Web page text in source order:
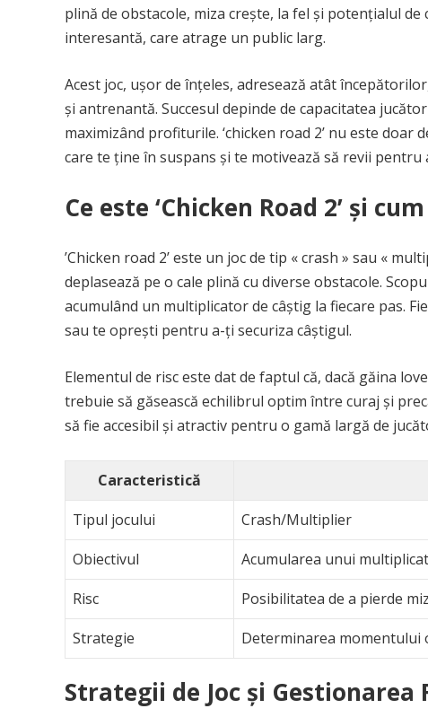
plină de obstacole, miza crește, la fel și potențialul
interesantă, care atrage un public larg.
Acest joc, ușor de înțeles, adresează atât
și antrenantă. Succesul depinde de capacitatea
maximizând profiturile. ‘chicken road 2’ nu este
care te ține în suspans și te motivează să revii pentru
Ce este ‘Chicken Road 2’ și
’Chicken road 2’ este un joc de tip « crash » sau «
deplasează pe o cale plină cu diverse obstacole.
acumulând un multiplicator de câștig la fiecare pas.
sau te oprești pentru a-ți securiza câștigul.
Elementul de risc este dat de faptul că, dacă găina
trebuie să găsească echilibrul optim între curaj și
să fie accesibil și atractiv pentru o gamă largă de
Caracteristică
Tipul jocului
Crash/Multiplier
Obiectivul
Acumularea unui
Risc
Posibilitatea de a pierde
Strategie
Determinarea
Strategii de Joc și Gestionarea